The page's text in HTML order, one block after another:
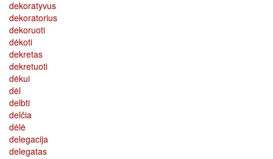
dekoratyvus
dekoratorius
dekoruoti
dėkoti
dekretas
dekretuoti
dėkui
dėl
delbti
delčia
dėlė
delegacija
delegatas